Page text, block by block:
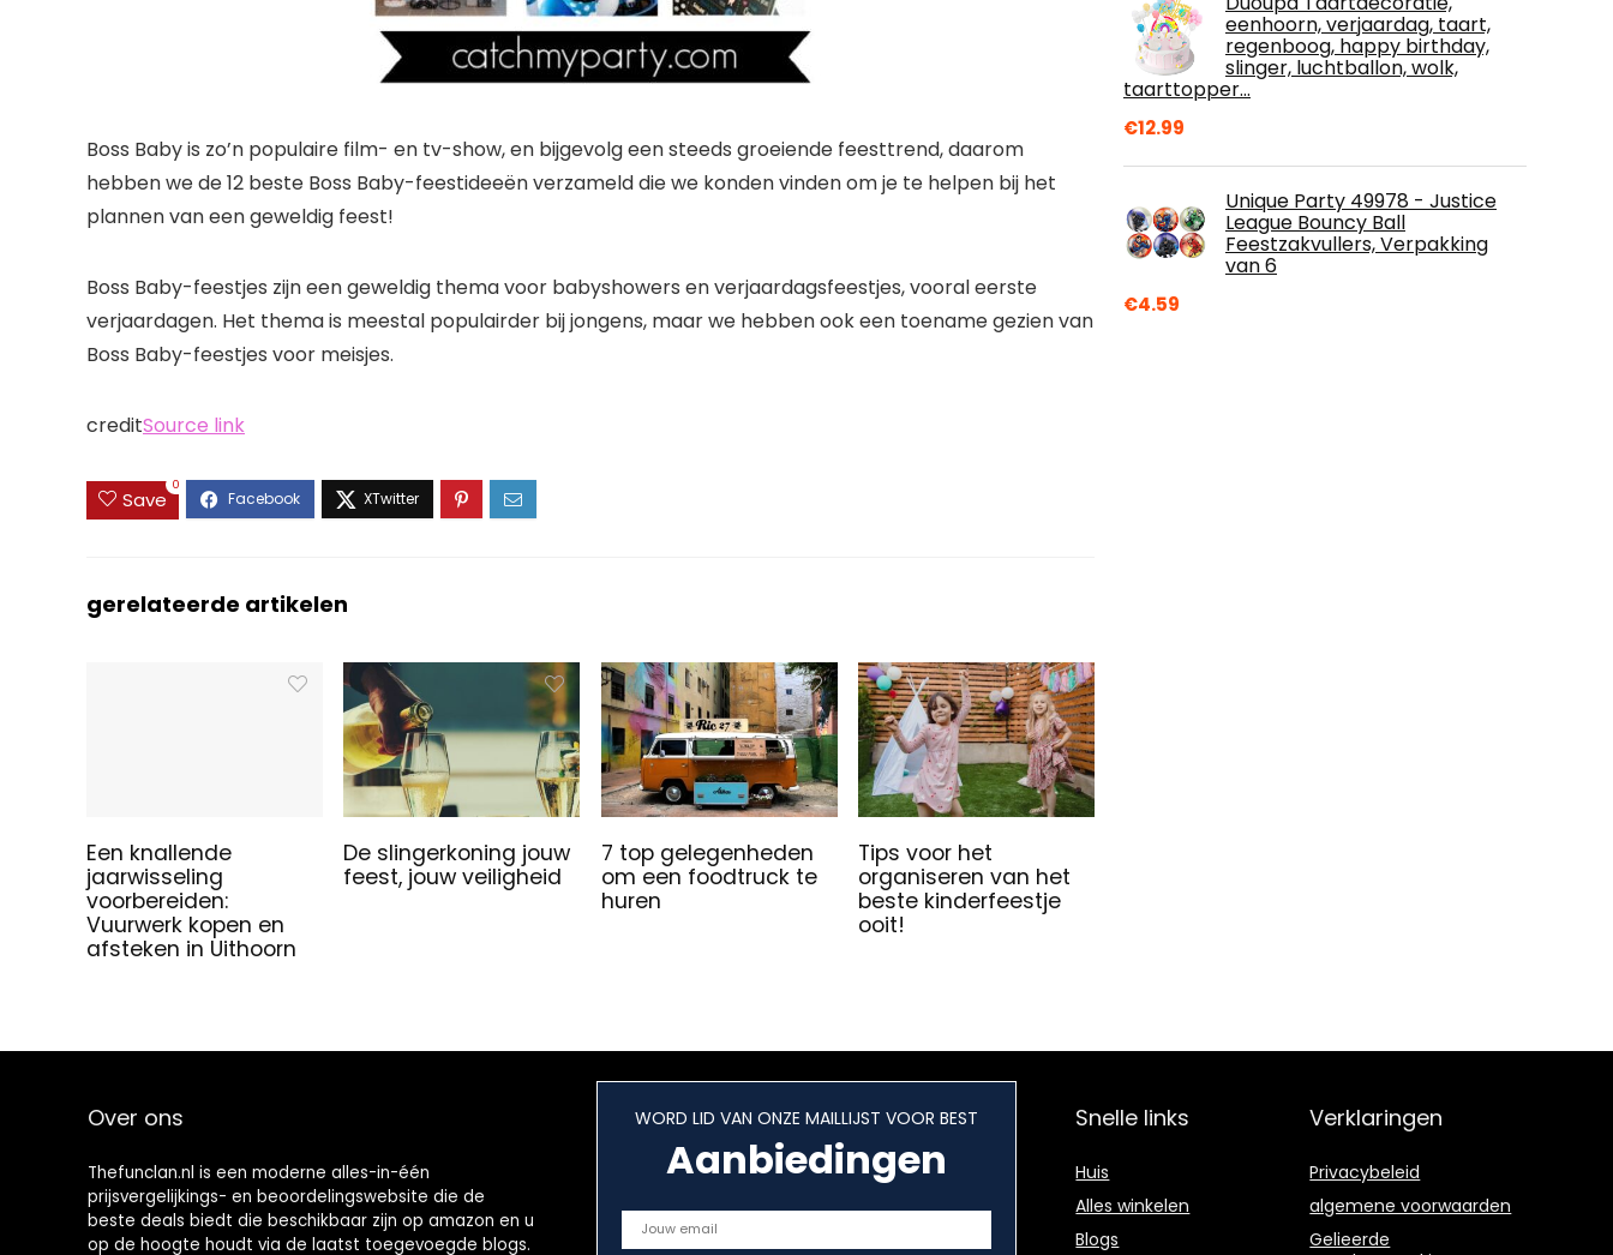
Boss Baby is zo’n populaire film- en tv-show, en bijgevolg een steeds groeiende feesttrend, daarom
hebben we de 12 beste Boss Baby-feestideeën verzameld die we konden vinden om je te helpen bij het
plannen van een geweldig feest!
Boss Baby-feestjes zijn een geweldig thema voor babyshowers en verjaardagsfeestjes, vooral eerste
verjaardagen. Het thema is meestal populairder bij jongens, maar we hebben ook een toename gezien van
Boss Baby-feestjes voor meisjes.
creditSource link
Save
0
gerelateerde artikelen
Een knallende
jaarwisseling
voorbereiden:
Vuurwerk kopen en
afsteken in Uithoorn
De slingerkoning jouw
feest, jouw veiligheid
7 top gelegenheden
om een foodtruck te
huren
Tips voor het
organiseren van het
beste kinderfeestje
ooit!
eenhoorn, verjaardag, taart,
regenboog, happy birthday,
slinger, luchtballon, wolk,
taarttopper…
€12.99
Unique Party 49978 - Justice
League Bouncy Ball
Feestzakvullers, Verpakking
van 6
€4.59
Over ons
Thefunclan.nl is een moderne alles-in-één
prijsvergelijkings- en beoordelingswebsite die de
beste deals biedt die beschikbaar zijn op amazon en u
op de hoogte houdt via de laatst toegevoegde blogs.
WORD LID VAN ONZE MAILLIJST VOOR BEST
Aanbiedingen
Snelle links
Huis
Alles winkelen
Blogs
Verklaringen
Privacybeleid
algemene voorwaarden
Gelieerde